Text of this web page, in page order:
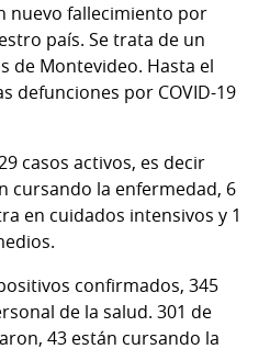
nuevo fallecimiento por
país. Se trata de un
de Montevideo. Hasta el
defunciones por COVID-19
casos activos, es decir
cursando la enfermedad, 6
en cuidados intensivos y 1
confirmados, 345
de la salud. 301 de
43 están cursando la